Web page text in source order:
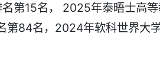
第15名， 2025年泰晤士高
84名，2024年软科世界大学